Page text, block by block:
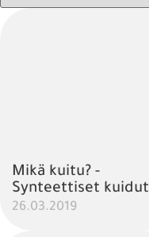
Mikä kuitu? -
Synteettiset kuidut
26.03.2019